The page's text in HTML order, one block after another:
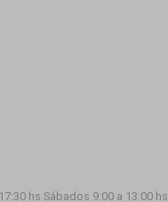
hs Sábados 9:00 a 13:00 hs